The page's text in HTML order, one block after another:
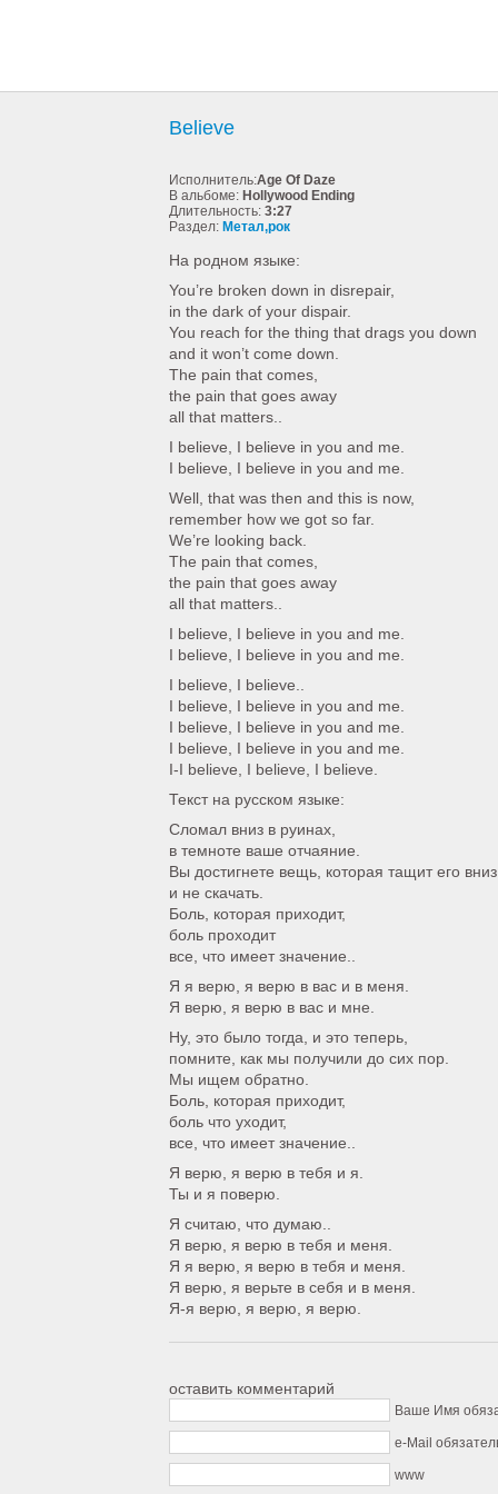
Believe
Исполнитель:Age Of Daze
В альбоме: Hollywood Ending
Длительность: 3:27
Раздел: Метал,рок
На родном языке:
You’re broken down in disrepair,
in the dark of your dispair.
You reach for the thing that drags you down
and it won’t come down.
The pain that comes,
the pain that goes away
all that matters..
I believe, I believe in you and me.
I believe, I believe in you and me.
Well, that was then and this is now,
remember how we got so far.
We’re looking back.
The pain that comes,
the pain that goes away
all that matters..
I believe, I believe in you and me.
I believe, I believe in you and me.
I believe, I believe..
I believe, I believe in you and me.
I believe, I believe in you and me.
I believe, I believe in you and me.
I-I believe, I believe, I believe.
Текст на русском языке:
Сломал вниз в руинах,
в темноте ваше отчаяние.
Вы достигнете вещь, которая тащит его вниз
и не скачать.
Боль, которая приходит,
боль проходит
все, что имеет значение..
Я я верю, я верю в вас и в меня.
Я верю, я верю в вас и мне.
Ну, это было тогда, и это теперь,
помните, как мы получили до сих пор.
Мы ищем обратно.
Боль, которая приходит,
боль что уходит,
все, что имеет значение..
Я верю, я верю в тебя и я.
Ты и я поверю.
Я считаю, что думаю..
Я верю, я верю в тебя и меня.
Я я верю, я верю в тебя и меня.
Я верю, я верьте в себя и в меня.
Я-я верю, я верю, я верю.
оставить комментарий
Ваше Имя
e-Mail
www